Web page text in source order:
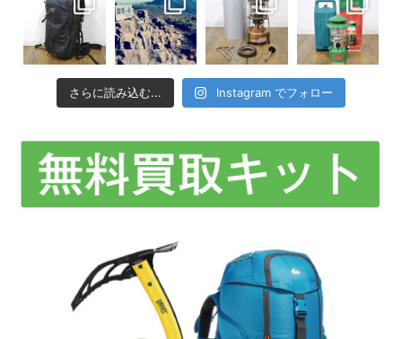
さらに読み込む... Instagram でフォロー